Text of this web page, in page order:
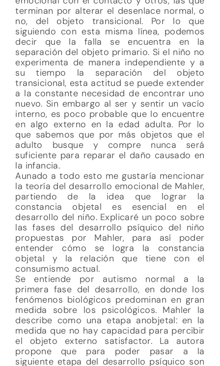
terminan por alterar el desenlace normal, o
no, del objeto transicional. Por lo que
siguiendo con esta misma línea, podemos
decir que la falla se encuentra en la
separación del objeto primario. Si el niño no
experimenta de manera independiente y a
su tiempo la separación del objeto
transicional, esta actitud se puede extender
a la constante necesidad de encontrar uno
nuevo. Sin embargo al ser y sentir un vacío
interno, es poco probable que lo encuentre
en algo externo en la edad adulta. Por lo
que sabemos que por más objetos que el
adulto busque y compre nunca será
suficiente para reparar el daño causado en
la infancia.
Aunado a todo esto me gustaría mencionar
la teoría del desarrollo emocional de Mahler,
partiendo de la idea que lograr la
constancia objetal es esencial en el
desarrollo del niño. Explicaré un poco sobre
las fases del desarrollo psíquico del niño
propuestas por Mahler, para así poder
entender cómo se logra la constancia
objetal y la relación que tiene con el
consumismo actual.
Se entiende por autismo normal a la
primera fase del desarrollo, en donde los
fenómenos biológicos predominan en gran
medida sobre los psicológicos. Mahler la
describe como una etapa anobjetal: en la
medida que no hay capacidad para percibir
el objeto externo satisfactor. La autora
propone que para poder pasar a la
siguiente etapa del desarrollo psíquico son